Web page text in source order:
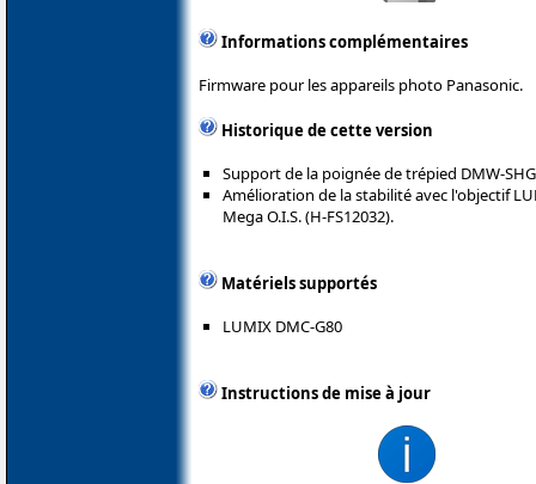
Informations complémentaires
Firmware pour les appareils photo Panasonic.
Historique de cette version
Support de la poignée de trépied DMW-
Amélioration de la stabilité avec l'objectif
Mega O.I.S. (H-FS12032).
Matériels supportés
LUMIX DMC-G80
Instructions de mise à jour